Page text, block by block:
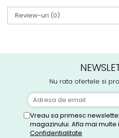
Review-uri (0)
Nu rata ofertele si
Vreau sa primesc
magazinului. Afla mai multe
Confidentialitate